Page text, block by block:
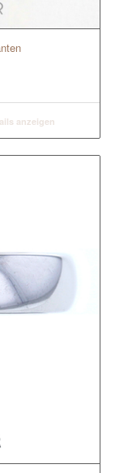
anzeigen